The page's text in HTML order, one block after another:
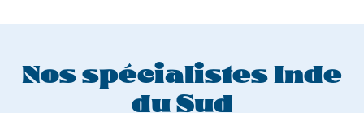
Nos spécialistes Inde
du Sud